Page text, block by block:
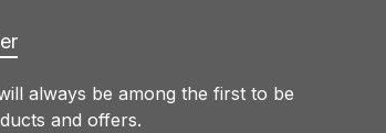
always be among the first to be
and offers.